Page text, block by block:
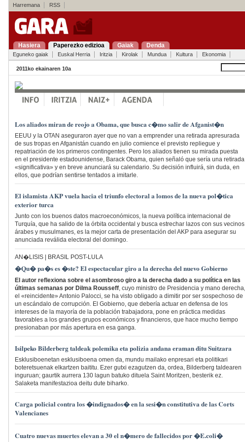
Harremana RSS
Hasiera Paperezko edizioa Gaiak Denda
Eguneko gaiak Euskal Herria Iritzia Kirolak Mundua Kultura Ekonomia
2011ko ekainaren 10a
Los aliados miran de reojo a Obama, que busca c�mo salir de Afganist�n
EEUU y la OTAN aseguraron ayer que no van a emprender una retirada apresurada
de sus tropas en Afganistán cuando en julio comience el previsto repliegue y
repatriación de los primeros contingentes. Pero los aliados tienen su mirada puesta
en el presidente estadounidense, Barack Obama, quien señaló que sería una retirada
«significativa» y en breve anunciará su calendario. Su decisión influirá, sin duda, en
ellos, que podrían sentirse tentados a imitarle.
El islamista AKP vuela hacia el triunfo electoral a lomos de la nueva pol�tica
exterior turca
Junto con los buenos datos macroeconómicos, la nueva política internacional de
Turquía, que ha salido de la órbita occidental y busca estrechar lazos con sus vecinos
árabes y musulmanes, es la mejor carta de presentación del AKP para asegurar su
anunciada reválida electoral del domingo.
AN�LISIS | BRASIL POST-LULA
�Qu� pa�s es �ste? El espectacular giro a la derecha del nuevo Gobierno
El autor reflexiona sobre el asombroso giro a la derecha dado a su política en las
últimas semanas por Dilma Rousseff, cuyo ministro de Presidencia y mano derecha,
el «reincidente» Antonio Palocci, se ha visto obligado a dimitir por ser sospechoso de
un escándalo de corrupción. El Gobierno, que debería actuar en defensa de los
intereses de la mayoría de la población trabajadora, pone en práctica medidas
favorables a los grandes grupos económicos y financieros, que hace mucho tiempo
presionaban por más apertura en esa ganga.
Isilpeko Bilderberg taldeak polemika eta polizia andana eraman ditu Suitzara
Esklusiboenetan esklusiboena omen da, mundu mailako enpresari eta politikari
boteretsuenak elkartzen baititu. Ezer gutxi ezagutzen da, ordea, Bilderberg taldearen
inguruan; gaurtik aurrera 130 lagun batuko dituela Saint Moritzen, besterik ez.
Salaketa manifestazioa deitu dute biharko.
Carga policial contra los �indignados� en la sesi�n constitutiva de las Corts
Valencianes
Cuatro nuevas muertes elevan a 30 el n�mero de fallecidos por �E.coli�